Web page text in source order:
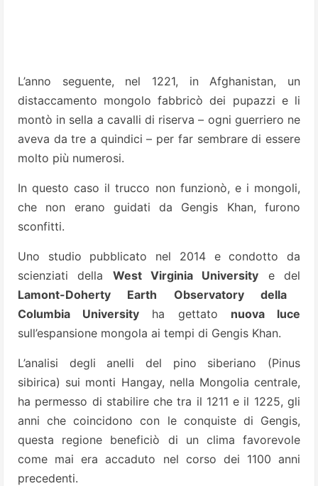
L’anno seguente, nel 1221, in Afghanistan, un
distaccamento mongolo fabbricò dei pupazzi e li
montò in sella a cavalli di riserva – ogni guerriero ne
aveva da tre a quindici – per far sembrare di essere
molto più numerosi.
In questo caso il trucco non funzionò, e i mongoli,
che non erano guidati da Gengis Khan, furono
sconfitti.
Uno studio pubblicato nel 2014 e condotto da
scienziati della West Virginia University e del
Lamont-Doherty Earth Observatory della
Columbia University ha gettato nuova luce
sull’espansione mongola ai tempi di Gengis Khan.
L’analisi degli anelli del pino siberiano (Pinus
sibirica) sui monti Hangay, nella Mongolia centrale,
ha permesso di stabilire che tra il 1211 e il 1225, gli
anni che coincidono con le conquiste di Gengis,
questa regione beneficiò di un clima favorevole
come mai era accaduto nel corso dei 1100 anni
precedenti.